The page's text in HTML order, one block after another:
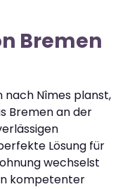
Bremen
nach Nîmes planst,
Bremen an der
Lösung für
wechselst
kompetenter